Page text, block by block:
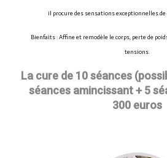
il procure des sensations exceptionnelles
Bienfaits :Affine et remodèle le corps, perte de
tensions.
La cure de 10 séances
séances amincissant + 5
300 euros